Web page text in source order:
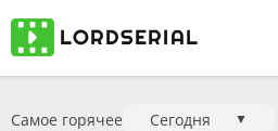
Самое горячее Сегодня ▼